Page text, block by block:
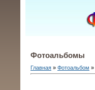
Фотоальбомы
Главная » Фотоальбом »